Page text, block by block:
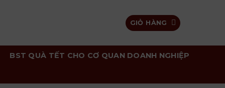
GIỎ HÀNG
BST QUÀ TẾT CHO CƠ QUAN DOANH NGHIỆP